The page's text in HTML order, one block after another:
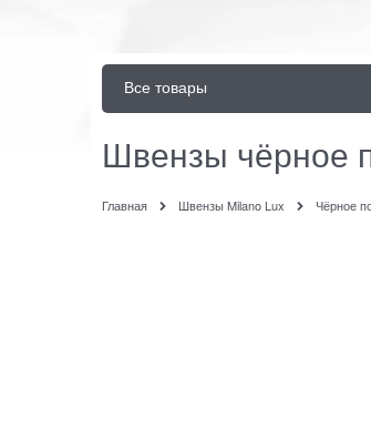
Все товары
Швензы чёрное
Главная Швензы Milano Lux Чёрное